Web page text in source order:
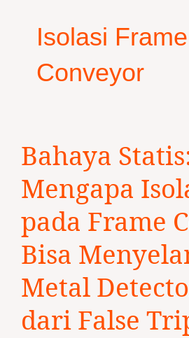
Isolasi Frame
Conveyor
Bahaya
Mengapa
pada Frame
Bisa
Metal
dari False
Statis:
Isolasi
pada
Frame
Conveyor
Bisa
Metal